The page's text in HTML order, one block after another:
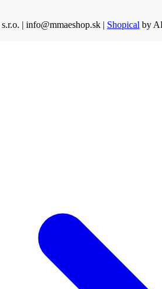
| info@mmaeshop.sk | Shopical by